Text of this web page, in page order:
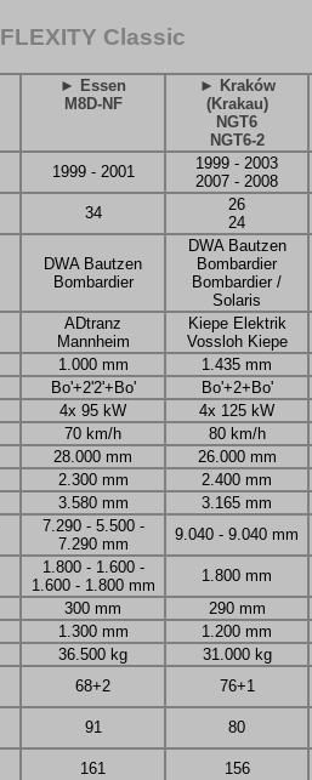
Classic
► Essen
M8D-NF
► Kraków
(Krakau)
NGT6
NGT6-2
1999 - 2001
1999 - 2003
2007 - 2008
34
26
24
DWA Bautzen
Bombardier
DWA Bautzen
Bombardier
Bombardier /
Solaris
ADtranz
Mannheim
Kiepe Elektrik
Vossloh Kiepe
1.000 mm 1.435 mm
Bo'+2'2'+Bo' Bo'+2+Bo'
4x 95 kW 4x 125 kW
70 km/h 80 km/h
28.000 mm 26.000 mm
2.300 mm 2.400 mm
3.580 mm 3.165 mm
7.290 - 5.500 -
7.290 mm
9.040 - 9.040 mm
1.800 - 1.600 -
1.600 - 1.800 mm
1.800 mm
300 mm 290 mm
1.300 mm 1.200 mm
36.500 kg 31.000 kg
68+2 76+1
91 80
161 156